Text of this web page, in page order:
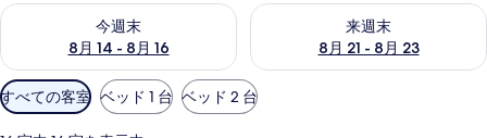
今週末
8月 14 - 8月 16
今週末 8月 14 - 8月 16 の空室状況をチェック
来週末
8月 21 - 8月 23
来週末 8月 21 - 8月 23 の空室
利
用
すべての客室 ベッド 1 台 ベッド 2 台